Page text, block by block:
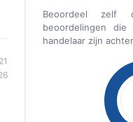
Beoordeel
beoordelingen
handelaar zijn